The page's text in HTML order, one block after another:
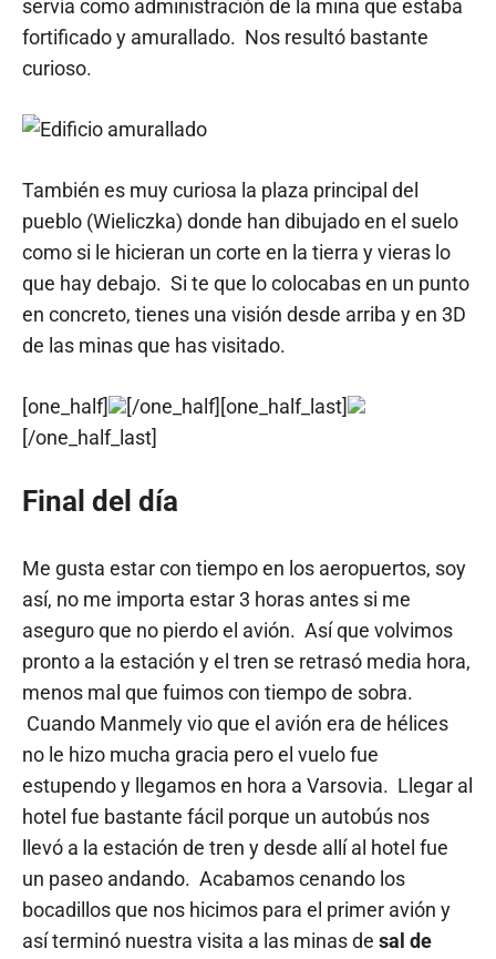
servía como administración de la mina que estaba
fortificado y amurallado. Nos resultó bastante
curioso.
También es muy curiosa la plaza principal del
pueblo (Wieliczka) donde han dibujado en el suelo
como si le hicieran un corte en la tierra y vieras lo
que hay debajo. Si te que lo colocabas en un punto
en concreto, tienes una visión desde arriba y en 3D
de las minas que has visitado.
[one_half]
[/one_half][one_half_last]
[/one_half_last]
Final del día
Me gusta estar con tiempo en los aeropuertos, soy
así, no me importa estar 3 horas antes si me
aseguro que no pierdo el avión. Así que volvimos
pronto a la estación y el tren se retrasó media hora,
menos mal que fuimos con tiempo de sobra.
Cuando Manmely vio que el avión era de hélices
no le hizo mucha gracia pero el vuelo fue
estupendo y llegamos en hora a Varsovia. Llegar al
hotel fue bastante fácil porque un autobús nos
llevó a la estación de tren y desde allí al hotel fue
un paseo andando. Acabamos cenando los
bocadillos que nos hicimos para el primer avión y
así terminó nuestra visita a las minas de sal de